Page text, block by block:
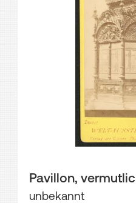
Pavillon,
unbekannt